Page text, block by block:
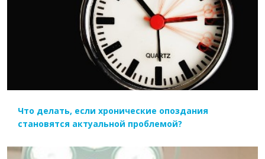
ЧИТАТЬ ДАЛЕЕ
Что делать, если хронические опоздания
становятся актуальной проблемой?